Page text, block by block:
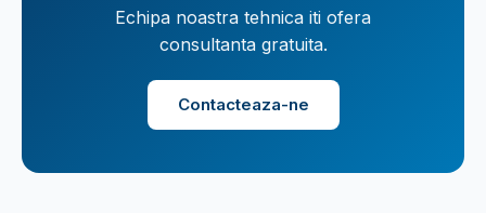
Echipa noastra tehnica iti ofera
consultanta gratuita.
Contacteaza-ne